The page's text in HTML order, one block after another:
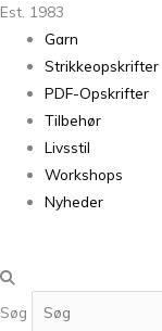
Est. 1983
Garn
Strikkeopskrifter
PDF-Opskrifter
Tilbehør
Livsstil
Workshops
Nyheder
Søg